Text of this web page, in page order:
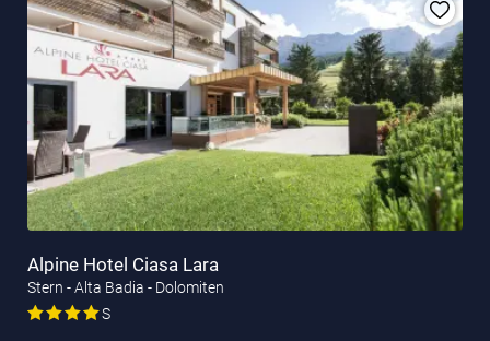
Alpine Hotel Ciasa Lara
Stern - Alta Badia - Dolomiten
S